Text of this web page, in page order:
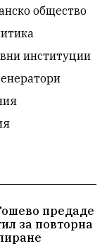
общество
институции
предаде
за повторна